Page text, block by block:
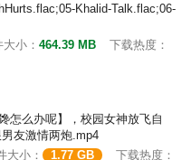
Khalid-Talk.flac;06-
小： 464.39 MB
下载热度：
怎么办呢】，校园女神放飞自
友激情两炮.mp4
大小： 1.77 GB
下载热度：